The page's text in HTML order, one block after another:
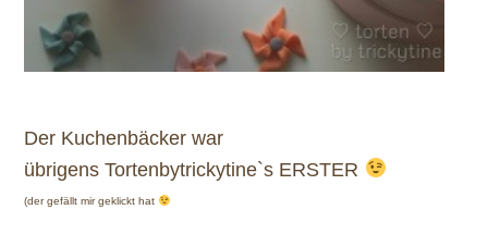
Der Kuchenbäcker war
übrigens Tortenbytrickytine`s ERSTER
(der gefällt mir geklickt hat